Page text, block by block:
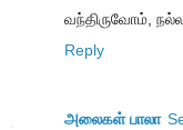
வந்திருவோம்,
Reply
அலைகள் பாலா